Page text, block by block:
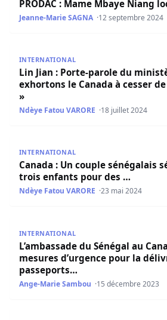
Jeanne-Marie SAGNA 12 septembre 2024
INTERNATIONAL
Lin Jian : Porte-parole du
exhortons le Canada à cesser
»
Ndèye Fatou VARORE 18 juillet 2024
INTERNATIONAL
Canada : Un couple sénégalais
trois enfants pour des …
Ndèye Fatou VARORE 23 mai 2024
INTERNATIONAL
L’ambassade du Sénégal au
mesures d’urgence pour la
passeports…
Ange-Marie Sambou 15 décembre 2023